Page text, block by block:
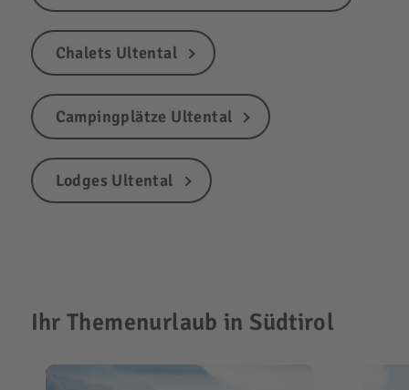
Chalets Ultental
Campingplätze Ultental
Lodges Ultental
Ihr Themenurlaub in Südtirol